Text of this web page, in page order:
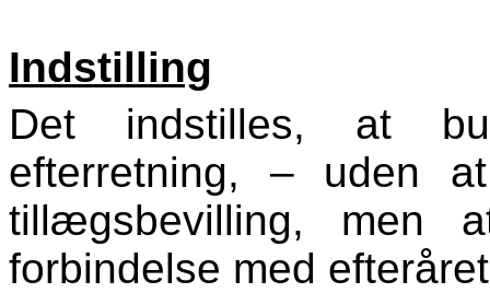
Indstilling
Det indstilles, at
efterretning, – uden
tillægsbevilling, men
forbindelse med